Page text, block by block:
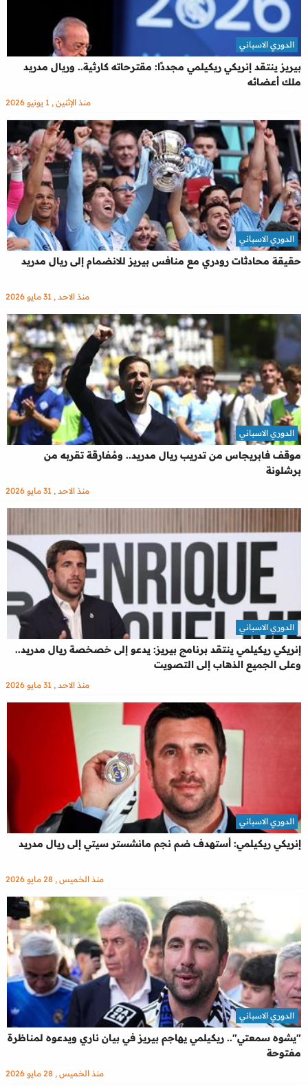
بيريز ينتقد إنريكي ريكيلمي مجددًا: مقترحاته كارثية.. وريال مدريد
ملك أعضائه
الدوري الاسباني
منذ الإثنين , 1 يونيو 2026
حقيقة محادثات رودري مع منافس بيريز للانضمام إلى ريال مدريد
الدوري الاسباني
منذ الاحد , 31 مايو 2026
موقف فابريجاس من تدريب ريال مدريد.. ومُفارقة تقربه من
برشلونة
الدوري الاسباني
منذ الاحد , 31 مايو 2026
إنريكي ريكيلمي ينتقد برنامج بيريز: يدعو إلى خصخصة ريال مدريد..
وعلى الجميع الذهاب إلى التصويت
الدوري الاسباني
منذ الاحد , 31 مايو 2026
إنريكي ريكيلمي: أستهدف ضم نجم مانشستر سيتي إلى ريال مدريد
الدوري الاسباني
منذ الخميس , 28 مايو 2026
"يشوه سمعتي".. ريكيلمي يهاجم بيريز في بيان ناري ويدعوه لمناظرة
مفتوحة
الدوري الاسباني
منذ الخميس , 28 مايو 2026